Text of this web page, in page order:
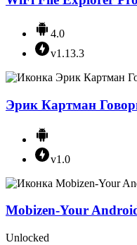
4.0
v1.13.3
Эрик Картман
v1.0
Mobizen-Your
Unlocked